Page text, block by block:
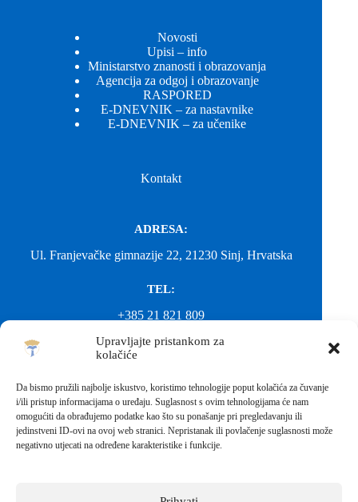
Upravljajte pristankom za
kolačiće
Da bismo pružili najbolje iskustvo, koristimo tehnologije poput kolačića za čuvanje
i/ili pristup informacijama o uređaju. Suglasnost s ovim tehnologijama će nam
omogućiti da obrađujemo podatke kao što su ponašanje pri pregledavanju ili
jedinstveni ID-ovi na ovoj web stranici. Nepristanak ili povlačenje suglasnosti može
negativno utjecati na određene karakteristike i funkcije.
Novosti
Upisi – info
Ministarstvo znanosti i obrazovanja
Agencija za odgoj i obrazovanje
RASPORED
E-DNEVNIK – za nastavnike
E-DNEVNIK – za učenike
Kontakt
ADRESA:
Ul. Franjevačke gimnazije 22, 21230 Sinj, Hrvatska
TEL:
+385 21 821 809
EMAIL:
EMAIL:
fkgsinj@gmail.com
Svako neovlašteno preuzimanje fotografija i sadržaja s ove web